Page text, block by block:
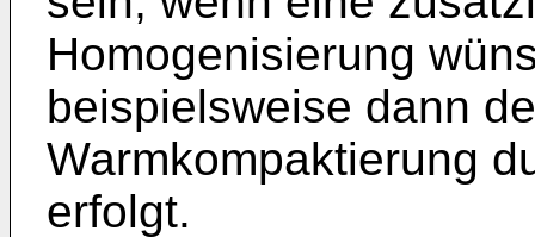
Homogenisierung
beispielsweise dann
Warmkompaktierung
erfolgt.